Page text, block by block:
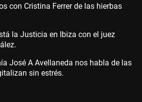
con Cristina Ferrer de las hierbas
la Justicia en Ibiza con el juez
José A Avellaneda nos habla de las
sin estrés.